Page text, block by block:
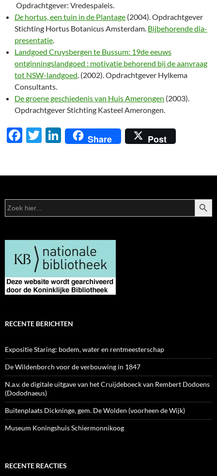
Opdrachtgever: Vredespaleis.
De hortus, een tuin in de Plantage (2004). Opdrachtgever
Stichting Hortus Botanicus Amsterdam. Bijbehorende dia-
presentatie.
Landgoed Cruysbergen te Bussum: 19de eeuws
ontginningslandgoed : motivatie behorend bij de aanvraag
tot NSW-landgoed. (2002). Opdrachtgever Hylkema
Consultants.
De groene geschiedenis van Huis Amerongen (2003).
Opdrachtgever Stichting Kasteel Amerongen.
F
b
o
o
T
er
Li
e
dI
n
Share Post
Zoek
naar:
RECENTE BERICHTEN
Expositie Staring: bodem, water en rentmeesterschap
De Wildenborch voor de verbouwing in 1847
N.a.v. de digitale uitgave van het Cruijdeboeck van Rembert Dodoens
(Dododnaeus)
Buitenplaats Dickninge, gem. De Wolden (voorheen de Wijk)
Museum Koningshuis Schiermonnikoog
RECENTE REACTIES